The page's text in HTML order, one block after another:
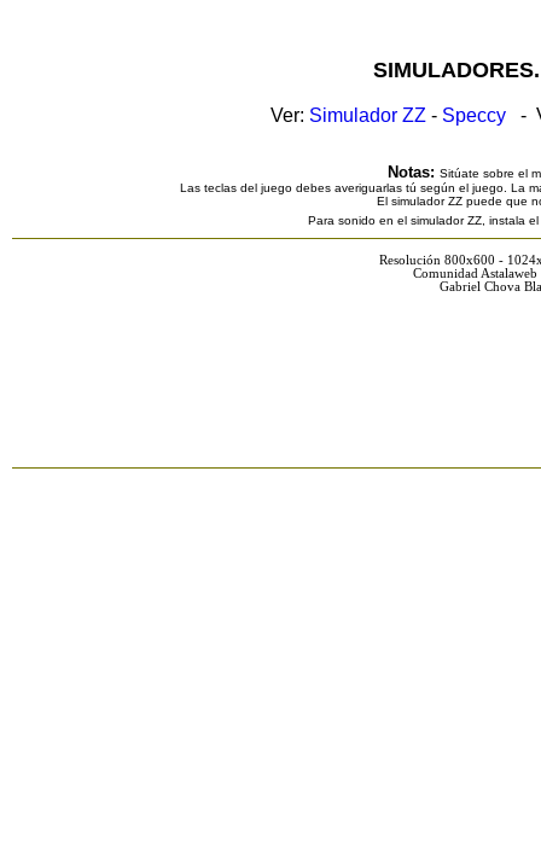
Ver: Simulador ZZ - Speccy -
Notas: Sitúate sobre el
Las teclas del juego debes averiguarlas tú según el juego. La
El simulador ZZ puede que
Para sonido en el simulador ZZ, instala
Resolución 800x600 -
Comunidad
Gabriel Chova